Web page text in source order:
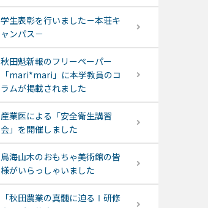
学生表彰を行いました－本荘キ
ャンパス－
秋田魁新報のフリーペーパー
「mari*mari」に本学教員のコ
ラムが掲載されました
産業医による「安全衛生講習
会」を開催しました
鳥海山木のおもちゃ美術館の皆
様がいらっしゃいました
「秋田農業の真髄に迫るⅠ研修